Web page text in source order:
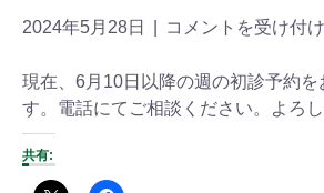
2024年5月28日 コメントを受け付
現在、6月10日以降の週の初診予約を
す。電話にてご相談ください。よろし
共有: